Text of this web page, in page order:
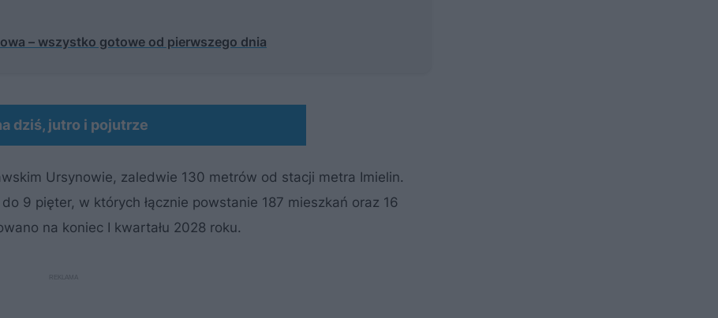
– wszystko gotowe od pierwszego dnia
dziś, jutro i pojutrze
Ursynowie, zaledwie 130 metrów od stacji metra Imielin.
9 pięter, w których łącznie powstanie 187 mieszkań oraz 16
na koniec I kwartału 2028 roku.